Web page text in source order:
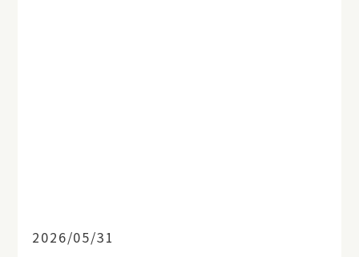
2026/05/31